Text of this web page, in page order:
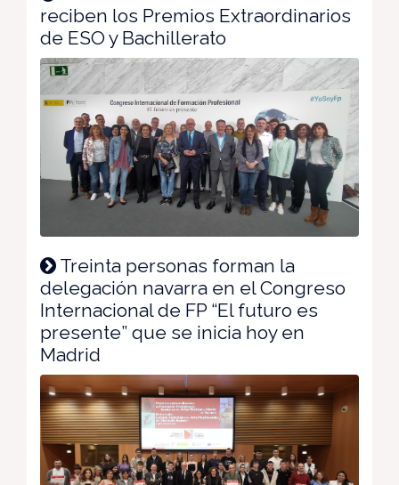
reciben los Premios Extraordinarios
de ESO y Bachillerato
Treinta personas forman la
delegación navarra en el Congreso
Internacional de FP “El futuro es
presente” que se inicia hoy en
Madrid